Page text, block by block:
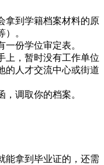
拿到学籍档案材料的原
。
份学位审定表。
上，暂时没有工作单位
的人才交流中心或街道
调取你的档案。
能拿到毕业证的，还需